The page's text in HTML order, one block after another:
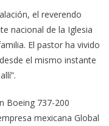
el reverendo
nacional de la Iglesia
El pastor ha vivido
el mismo instante
Boeing 737-200
mexicana Global